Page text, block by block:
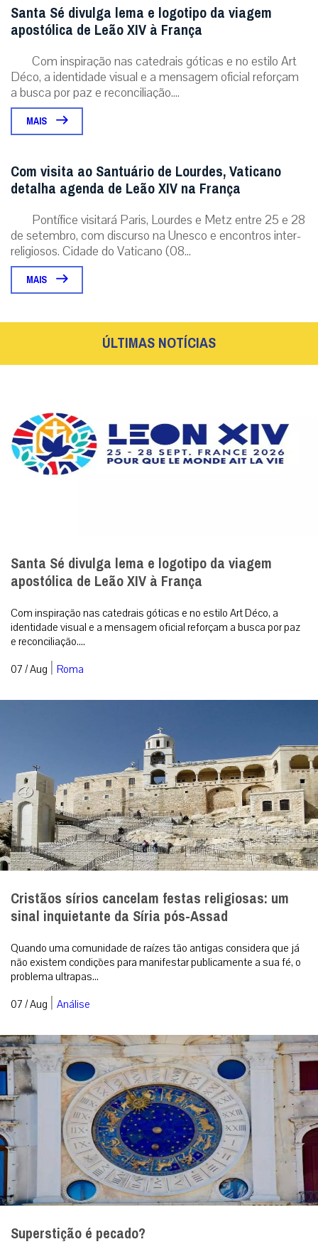
Santa Sé divulga lema e logotipo da viagem
apostólica de Leão XIV à França
Com inspiração nas catedrais góticas e no estilo Art
Déco, a identidade visual e a mensagem oficial reforçam
a busca por paz e reconciliação....
MAIS
Com visita ao Santuário de Lourdes, Vaticano
detalha agenda de Leão XIV na França
Pontífice visitará Paris, Lourdes e Metz entre 25 e 28
de setembro, com discurso na Unesco e encontros inter-
religiosos. Cidade do Vaticano (08...
MAIS
ÚLTIMAS NOTÍCIAS
Santa Sé divulga lema e logotipo da viagem
apostólica de Leão XIV à França
Com inspiração nas catedrais góticas e no estilo Art Déco, a
identidade visual e a mensagem oficial reforçam a busca por paz
e reconciliação....
07 / Aug | Roma
Cristãos sírios cancelam festas religiosas: um
sinal inquietante da Síria pós-Assad
Quando uma comunidade de raízes tão antigas considera que já
não existem condições para manifestar publicamente a sua fé, o
problema ultrapas...
07 / Aug | Análise
Superstição é pecado?